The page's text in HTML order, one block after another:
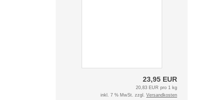
23,95 EUR
20,83 EUR pro 1 kg
inkl. 7 % MwSt. zzgl. Versandkosten